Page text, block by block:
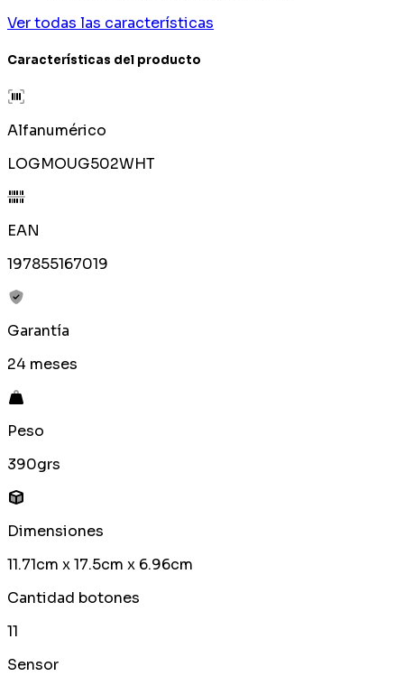
Ver todas las características
Características del producto
Alfanumérico
LOGMOUG502WHT
EAN
197855167019
Garantía
24 meses
Peso
390grs
Dimensiones
11.71cm x 17.5cm x 6.96cm
Cantidad botones
11
Sensor